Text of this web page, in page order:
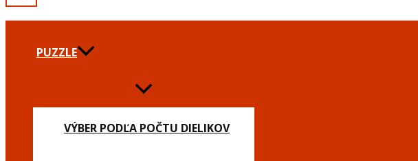
PUZZLE
VÝBER PODĽA POČTU DIELIKOV